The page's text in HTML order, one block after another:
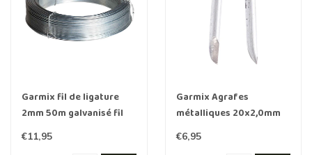
Garmix fil de ligature
2mm 50m galvanisé fil
d'acier
€11,95
Garmix Agrafes
métalliques 20x2,0mm
250 pièces
€6,95